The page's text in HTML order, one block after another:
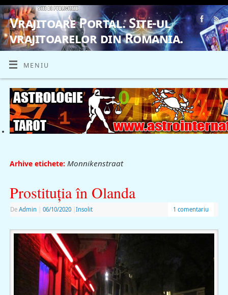
Vrajitoare Portal. Site-ul
vrajitoarelor din Romania.
VRAJITOARE, VRAJITOARELE, VRAJITOARE
MENIU
Arhive etichete: Monnikenstraat
Prostituția în Olanda
De Admin 06/10/2020 Insolit 1 comentariu